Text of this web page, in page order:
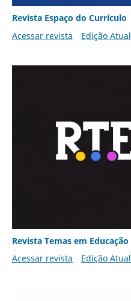
Revista Espaço do Currículo
Acessar revista
Edição Atual
Revista Temas em Educação
Acessar revista
Edição Atual